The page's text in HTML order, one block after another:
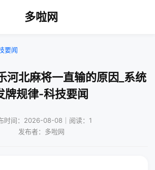
多啦网
要闻
河北麻将一直输的原因_系统
牌规律-科技要闻
时间：2026-08-08｜阅读：1
发布者：多啦网